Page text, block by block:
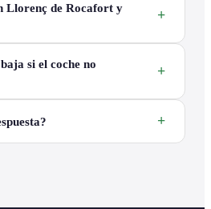
Llorenç de Rocafort y
si el coche no